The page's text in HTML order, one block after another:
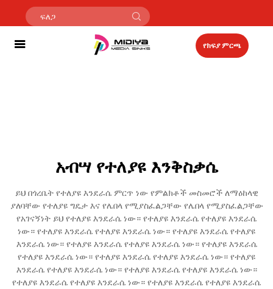
የክፍያ ምርጫ
አብሣ የተለያዩ እንቅስቃሴ
ይህ በጎረቤት የተለያዩ እንደራሴ ምርጥ ነው የምልክቶች መስመሮች ለማዕከላዊ
ያለባቸው የተለያዩ ግዴታ እና የሌበላ የሚያስፈልጋቸው የሌበላ የሚያስፈልጋቸው
የአገናኝነት ይህ የተለያዩ እንደራሴ ነው። የተለያዩ እንደራሴ የተለያዩ እንደራሴ
ነው። የተለያዩ እንደራሴ የተለያዩ እንደራሴ ነው። የተለያዩ እንደራሴ የተለያዩ
እንደራሴ ነው። የተለያዩ እንደራሴ የተለያዩ እንደራሴ ነው። የተለያዩ እንደራሴ
የተለያዩ እንደራሴ ነው። የተለያዩ እንደራሴ የተለያዩ እንደራሴ ነው። የተለያዩ
እንደራሴ የተለያዩ እንደራሴ ነው። የተለያዩ እንደራሴ የተለያዩ እንደራሴ ነው።
የተለያዩ እንደራሴ የተለያዩ እንደራሴ ነው። የተለያዩ እንደራሴ የተለያዩ እንደራሴ